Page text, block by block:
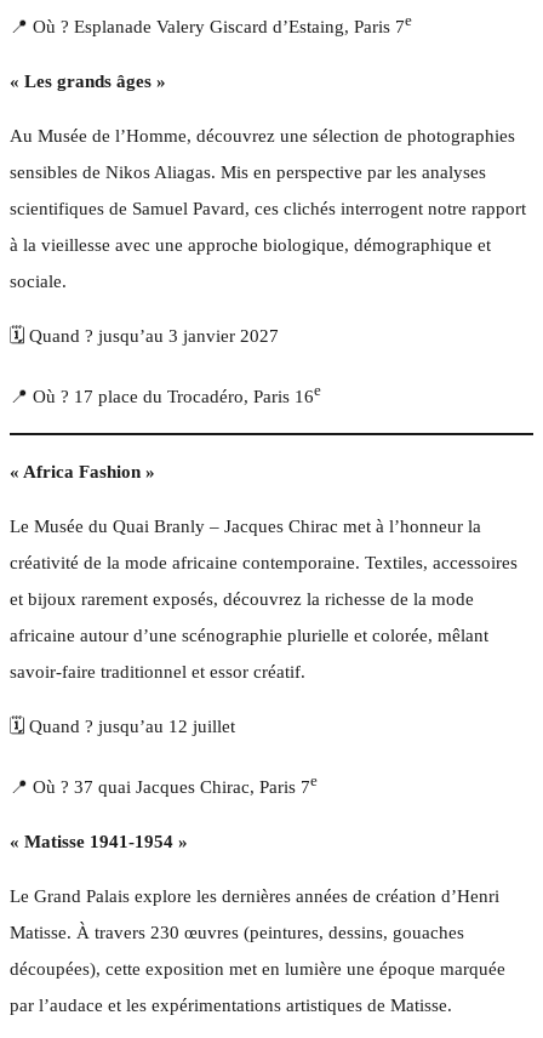
📍 Où ? Esplanade Valery Giscard d’Estaing, Paris 7e
« Les grands âges »
Au Musée de l’Homme, découvrez une sélection de photographies
sensibles de Nikos Aliagas. Mis en perspective par les analyses
scientifiques de Samuel Pavard, ces clichés interrogent notre rapport
à la vieillesse avec une approche biologique, démographique et
sociale.
🗓️ Quand ? jusqu’au 3 janvier 2027
📍 Où ? 17 place du Trocadéro, Paris 16e
« Africa Fashion »
Le Musée du Quai Branly – Jacques Chirac met à l’honneur la
créativité de la mode africaine contemporaine. Textiles, accessoires
et bijoux rarement exposés, découvrez la richesse de la mode
africaine autour d’une scénographie plurielle et colorée, mêlant
savoir-faire traditionnel et essor créatif.
🗓️ Quand ? jusqu’au 12 juillet
📍 Où ? 37 quai Jacques Chirac, Paris 7e
« Matisse 1941-1954 »
Le Grand Palais explore les dernières années de création d’Henri
Matisse. À travers 230 œuvres (peintures, dessins, gouaches
découpées), cette exposition met en lumière une époque marquée
par l’audace et les expérimentations artistiques de Matisse.